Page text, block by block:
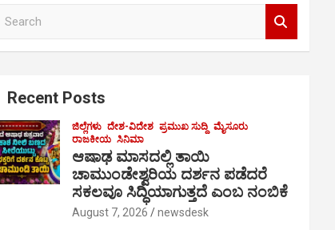
Recent Posts
ಜಿಲ್ಲೆಗಳು ದೇಶ-ವಿದೇಶ ಪ್ರಮುಖ ಸುದ್ದಿ ಮೈಸೂರು
ರಾಜಕೀಯ ಸಿನಿಮಾ
ಆಷಾಢ ಮಾಸದಲ್ಲಿ ತಾಯಿ
ಚಾಮುಂಡೇಶ್ವರಿಯ ದರ್ಶನ ಪಡೆದರೆ
ಸಕಲವೂ ಸಿದ್ಧಿಯಾಗುತ್ತದೆ ಎಂಬ ನಂಬಿಕೆ
August 7, 2026 newsdesk